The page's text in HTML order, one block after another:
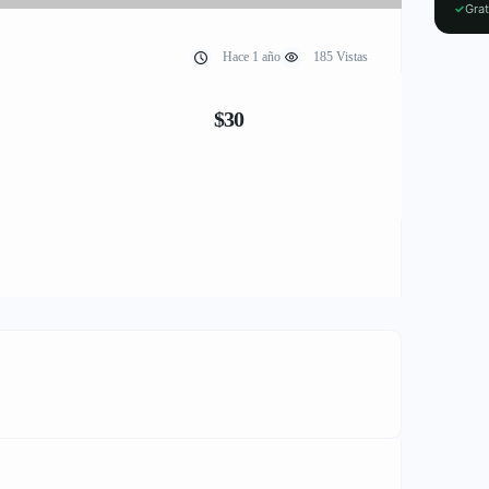
Hace 1 año 185 Vistas
$30
✓